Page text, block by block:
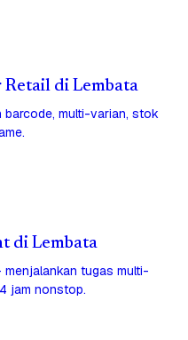
Retail di Lembata
multi-varian, stok
di Lembata
tugas multi-
jam nonstop.